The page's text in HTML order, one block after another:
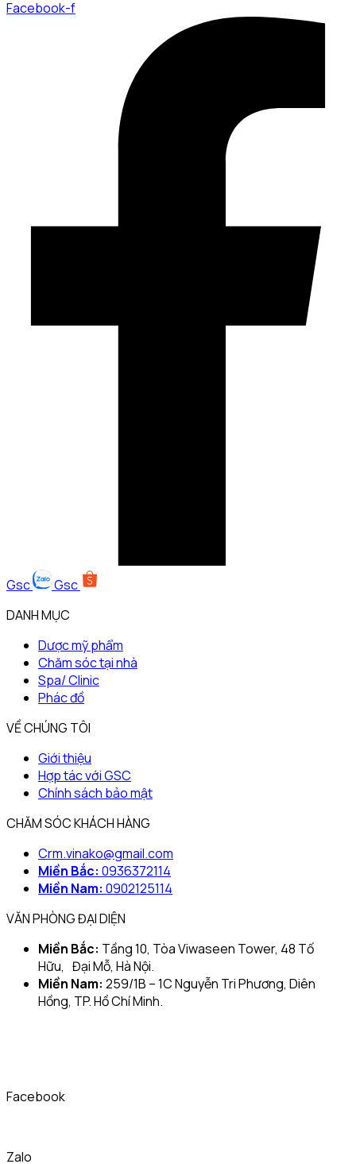
Facebook-f
Gsc
Gsc
DANH MỤC
Dược mỹ phẩm
Chăm sóc tại nhà
Spa/ Clinic
Phác đồ
VỀ CHÚNG TÔI
Giới thiệu
Hợp tác với GSC
Chính sách bảo mật
CHĂM SÓC KHÁCH HÀNG
Crm.vinako@gmail.com
Miền Bắc: 0936372114
Miền Nam: 0902125114
VĂN PHÒNG ĐẠI DIỆN
Miền Bắc: Tầng 10, Tòa Viwaseen Tower, 48 Tố
Hữu, Đại Mỗ, Hà Nội.
Miền Nam: 259/1B – 1C Nguyễn Tri Phương, Diên
Hồng, TP. Hồ Chí Minh.
Facebook
Zalo